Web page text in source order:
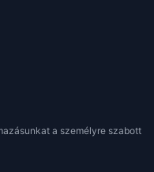
a személyre szabott